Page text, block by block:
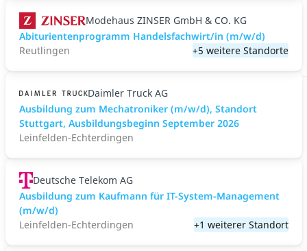
Modehaus ZINSER GmbH & CO. KG
Abiturientenprogramm Handelsfachwirt/in (m/w/d)
Reutlingen
+5 weitere Standorte
Daimler Truck AG
Ausbildung zum Mechatroniker (m/w/d), Standort
Stuttgart, Ausbildungsbeginn September 2026
Leinfelden-Echterdingen
Deutsche Telekom AG
Ausbildung zum Kaufmann für IT-System-Management
(m/w/d)
Leinfelden-Echterdingen
+1 weiterer Standort